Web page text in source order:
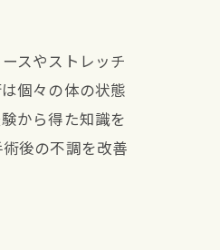
スやストレッチ
個々の体の状態
から得た知識を
後の不調を改善